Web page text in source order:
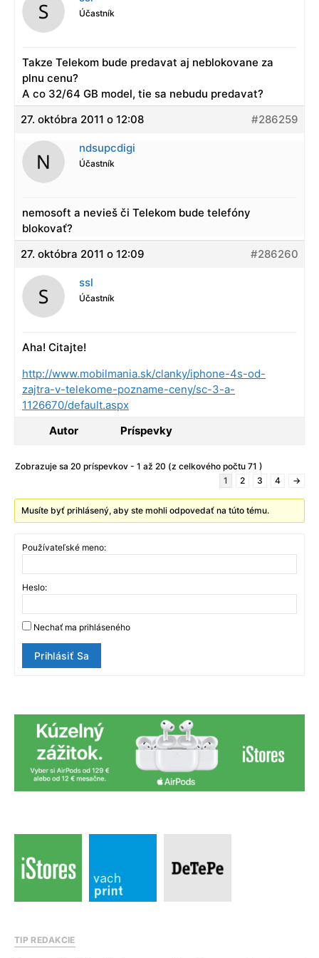
Účastník
Takze Telekom bude predavat aj neblokovane za
plnu cenu?
A co 32/64 GB model, tie sa nebudu predavat?
27. októbra 2011 o 12:08
#286259
ndsupcdigi
Účastník
nemosoft a nevieš či Telekom bude telefóny
blokovať?
27. októbra 2011 o 12:09
#286260
ssl
Účastník
Aha! Citajte!
http://www.mobilmania.sk/clanky/iphone-4s-od-
zajtra-v-telekome-pozname-ceny/sc-3-a-
1126670/default.aspx
Autor
Príspevky
Zobrazuje sa 20 príspevkov - 1 až 20 (z celkového počtu 71 )
1
2 3 4 →
Musíte byť prihlásený, aby ste mohli odpovedať na túto tému.
Používateľské meno:
Heslo:
Nechať ma prihláseného
Prihlásiť Sa
TIP REDAKCIE